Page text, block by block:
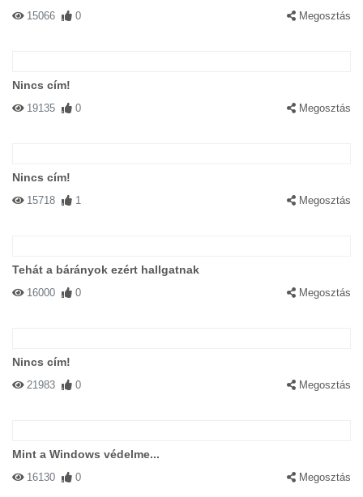
15066 0 Megosztás
Nincs cím!
19135 0 Megosztás
Nincs cím!
15718 1 Megosztás
Tehát a bárányok ezért hallgatnak
16000 0 Megosztás
Nincs cím!
21983 0 Megosztás
Mint a Windows védelme...
16130 0 Megosztás